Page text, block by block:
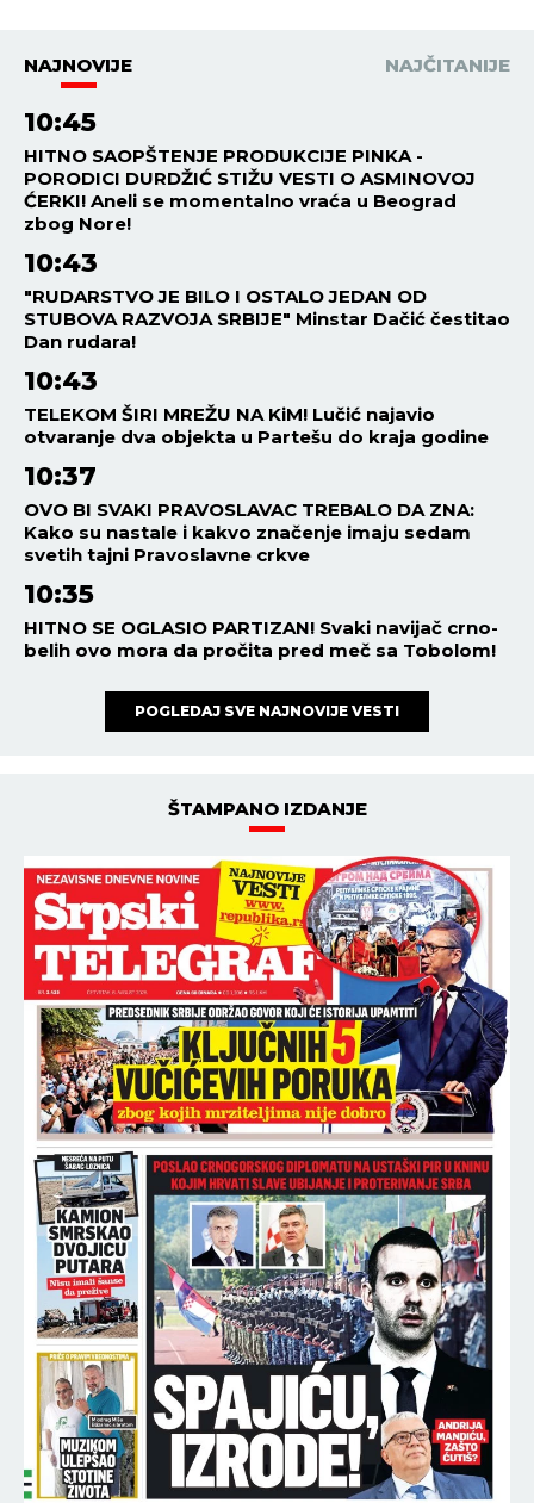
NAJNOVIJE NAJČITANIJE
10:45
HITNO SAOPŠTENJE PRODUKCIJE PINKA -
PORODICI DURDŽIĆ STIŽU VESTI O ASMINOVOJ
ĆERKI! Aneli se momentalno vraća u Beograd
zbog Nore!
10:43
"RUDARSTVO JE BILO I OSTALO JEDAN OD
STUBOVA RAZVOJA SRBIJE" Minstar Dačić čestitao
Dan rudara!
10:43
TELEKOM ŠIRI MREŽU NA KiM! Lučić najavio
otvaranje dva objekta u Partešu do kraja godine
10:37
OVO BI SVAKI PRAVOSLAVAC TREBALO DA ZNA:
Kako su nastale i kakvo značenje imaju sedam
svetih tajni Pravoslavne crkve
10:35
HITNO SE OGLASIO PARTIZAN! Svaki navijač crno-
belih ovo mora da pročita pred meč sa Tobolom!
POGLEDAJ SVE NAJNOVIJE VESTI
ŠTAMPANO IZDANJE